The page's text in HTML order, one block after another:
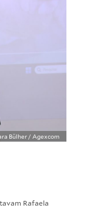
Bülher / Agexcom
Rafaela